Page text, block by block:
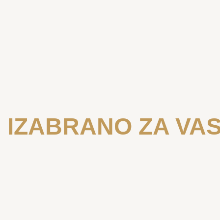
IZABRANO ZA